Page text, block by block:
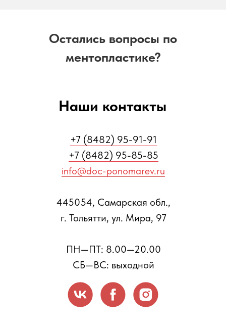
Остались вопросы по
ментопластике?
+7 (8482) 95-91-91
+7 (8482) 95-85-85
info@doc-ponomarev.ru
445054, Самарская обл.,
г. Тольятти, ул. Мира, 97
ПН—ПТ: 8.00—20.00
СБ—ВС: выходной
Наши контакты